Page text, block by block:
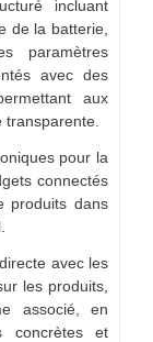
incluant
de la batterie,
paramètres
avec des
aux
transparente.
pour la
connectés
produits dans
avec les
les produits,
associé, en
concrètes et